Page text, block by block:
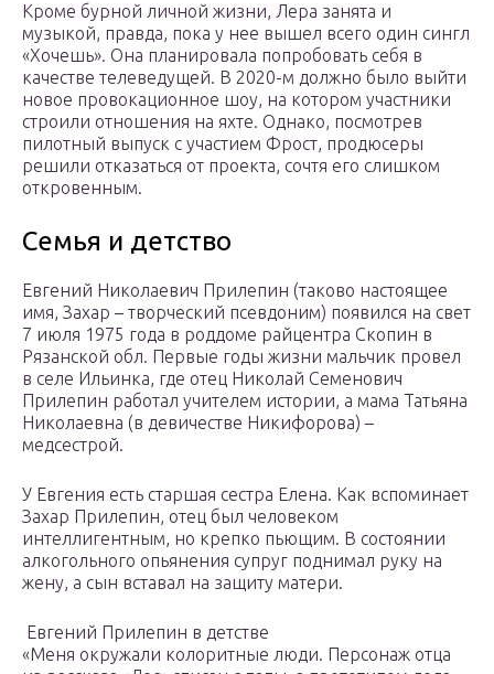
Кроме бурной личной жизни, Лера занята и
музыкой, правда, пока у нее вышел всего один сингл
«Хочешь». Она планировала попробовать себя в
качестве телеведущей. В 2020-м должно было выйти
новое провокационное шоу, на котором участники
строили отношения на яхте. Однако, посмотрев
пилотный выпуск с участием Фрост, продюсеры
решили отказаться от проекта, сочтя его слишком
откровенным.
Семья и детство
Евгений Николаевич Прилепин (таково настоящее
имя, Захар – творческий псевдоним) появился на свет
7 июля 1975 года в роддоме райцентра Скопин в
Рязанской обл. Первые годы жизни мальчик провел
в селе Ильинка, где отец Николай Семенович
Прилепин работал учителем истории, а мама Татьяна
Николаевна (в девичестве Никифорова) –
медсестрой.
У Евгения есть старшая сестра Елена. Как вспоминает
Захар Прилепин, отец был человеком
интеллигентным, но крепко пьющим. В состоянии
алкогольного опьянения супруг поднимал руку на
жену, а сын вставал на защиту матери.
Евгений Прилепин в детстве
«Меня окружали колоритные люди. Персонаж отца